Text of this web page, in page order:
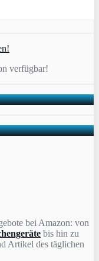
verfügbar!
bei Amazon: von
bis hin zu
Artikel des täglichen